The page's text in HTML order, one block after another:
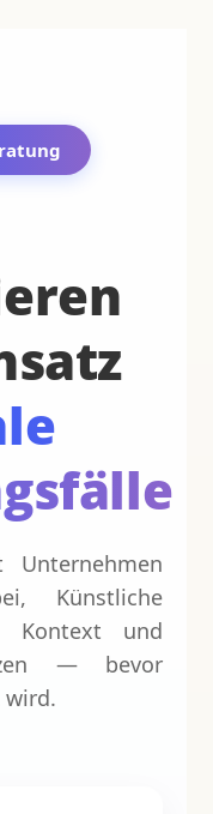
Unternehmen
Künstliche
Kontext und
— bevor